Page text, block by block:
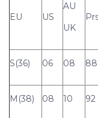
EU US
AU
UK
S(36) 06 08
M(38) 08 10